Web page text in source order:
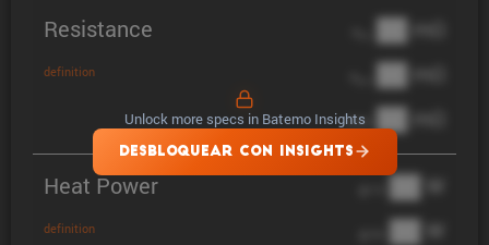
Resistance
definition
██ mΩ
██ mΩ
DCIR ██ mΩ
Heat Power
definition
██ W
██ W
Unlock more specs in Batemo Insights
DESBLOQUEAR CON INSIGHTS